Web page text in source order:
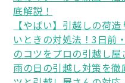
底解説！
【やばい】引越しの荷
いときの対処法！3日前
のコツをプロの引越し屋
雨の日の引越し対策を